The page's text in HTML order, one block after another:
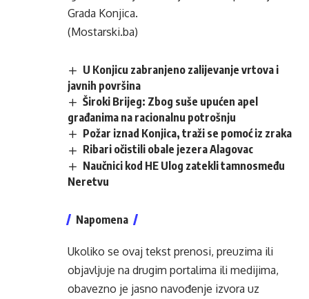
Grada Konjica.
(Mostarski.ba)
U Konjicu zabranjeno zalijevanje vrtova i
javnih površina
Široki Brijeg: Zbog suše upućen apel
građanima na racionalnu potrošnju
Požar iznad Konjica, traži se pomoć iz zraka
Ribari očistili obale jezera Alagovac
Naučnici kod HE Ulog zatekli tamnosmeđu
Neretvu
Napomena
Ukoliko se ovaj tekst prenosi, preuzima ili
objavljuje na drugim portalima ili medijima,
obavezno je jasno navođenje izvora uz